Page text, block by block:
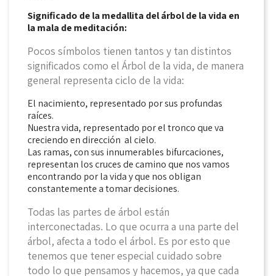
Significado de la medallita del árbol de la vida en
la mala de meditación:
Pocos símbolos tienen tantos y tan distintos
significados como el Árbol de la vida, de manera
general representa ciclo de la vida:
El nacimiento, representado por sus profundas
raíces.
Nuestra vida, representado por el tronco que va
creciendo en dirección al cielo.
Las ramas, con sus innumerables bifurcaciones,
representan los cruces de camino que nos vamos
encontrando por la vida y que nos obligan
constantemente a tomar decisiones.
Todas las partes de árbol están
interconectadas. Lo que ocurra a una parte del
árbol, afecta a todo el árbol. Es por esto que
tenemos que tener especial cuidado sobre
todo lo que pensamos y hacemos, ya que cada